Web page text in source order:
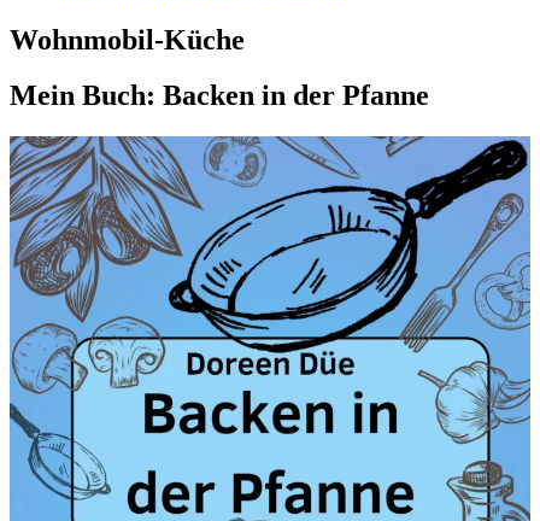
Wohnmobil-Küche
Mein Buch: Backen in der Pfanne